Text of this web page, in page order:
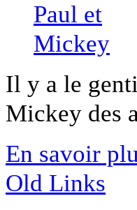
Il y a le
Mickey des
En savoir
Old Links